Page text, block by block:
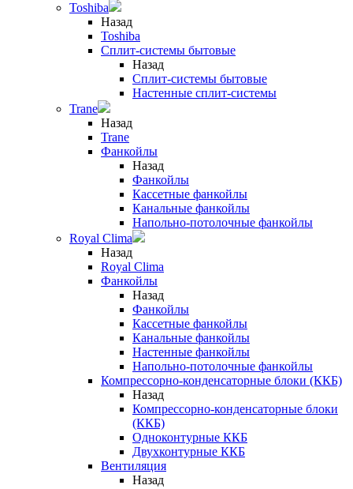
Toshiba
Назад
Toshiba
Сплит-системы бытовые
Назад
Сплит-системы бытовые
Настенные сплит-системы
Trane
Назад
Trane
Фанкойлы
Назад
Фанкойлы
Кассетные фанкойлы
Канальные фанкойлы
Напольно-потолочные фанкойлы
Royal Clima
Назад
Royal Clima
Фанкойлы
Назад
Фанкойлы
Кассетные фанкойлы
Канальные фанкойлы
Настенные фанкойлы
Напольно-потолочные фанкойлы
Компрессорно-конденсаторные блоки (ККБ)
Назад
Компрессорно-конденсаторные блоки
(ККБ)
Одноконтурные ККБ
Двухконтурные ККБ
Вентиляция
Назад